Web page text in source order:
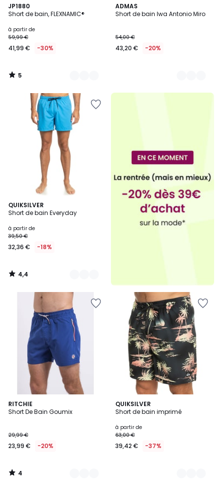
JP1880
Short de bain, FLEXNAMIC®
à partir de
59,99 €
41,99 € -30%
5
/
2
Couleurs
5
/
ADMAS
Short de bain Iwa Antonio Miro
54,00 €
43,20 € -20%
2
Couleurs
QUIKSILVER
Short de bain Everyday
à partir de
39,50 €
32,36 € -18%
4,4
/ 5
3
Couleurs
4,4
/
RITCHIE
Short De Bain Goumix
29,99 €
23,99 € -20%
4
/
7
Couleurs
4
/
QUIKSILVER
Short de bain imprimé
à partir de
63,00 €
39,42 € -37%
4
Couleurs